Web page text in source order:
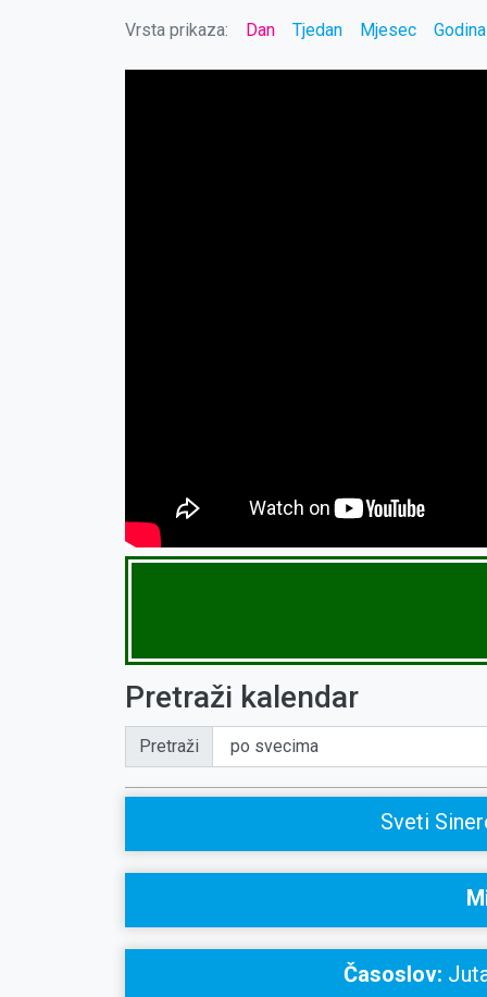
Vrsta prikaza: Dan Tjedan Mjesec Godina
Pretraži kalendar
Pretraži
Sveti
Časoslov: